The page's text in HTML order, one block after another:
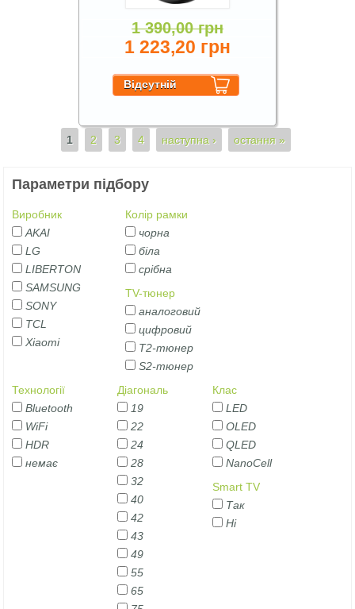
1 390,00 грн
1 223,20 грн
Сторінки
1 2 3 4 наступна › остання »
Параметри підбору
Виробник
AKAI
LG
LIBERTON
SAMSUNG
SONY
TCL
Xiaomi
Колір рамки
чорна
біла
срібна
TV-тюнер
аналоговий
цифровий
Т2-тюнер
S2-тюнер
Технології
Bluetooth
WiFi
HDR
немає
Діагональ
19
22
24
28
32
40
42
43
49
55
65
Клас
LED
OLED
QLED
NanoCell
Smart TV
Так
Ні